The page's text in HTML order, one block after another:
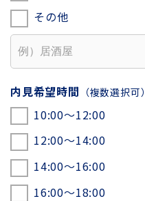
その他
内見希望時間 （複数選択可）
10:00〜12:00
12:00〜14:00
14:00〜16:00
16:00〜18:00